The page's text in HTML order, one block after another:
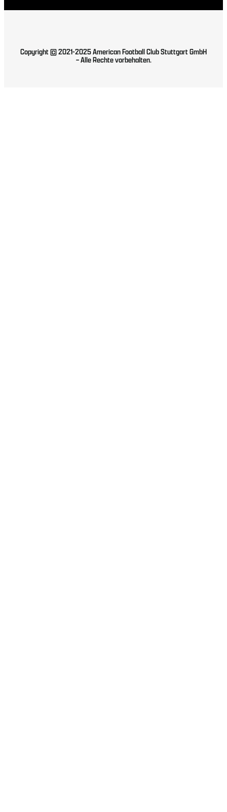
Copyright © 2021-2025 American Football Club Stuttgart GmbH
– Alle Rechte vorbehalten.